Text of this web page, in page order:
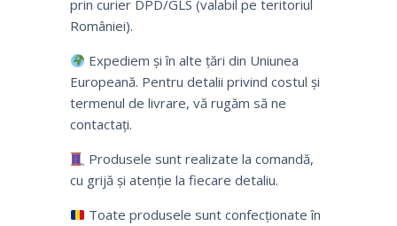
prin curier DPD/GLS (valabil pe teritoriul
României).
Expediem și în alte țări din Uniunea
Europeană. Pentru detalii privind costul și
termenul de livrare, vă rugăm să ne
contactați.
Produsele sunt realizate la comandă,
cu grijă și atenție la fiecare detaliu.
Toate produsele sunt confecționate în